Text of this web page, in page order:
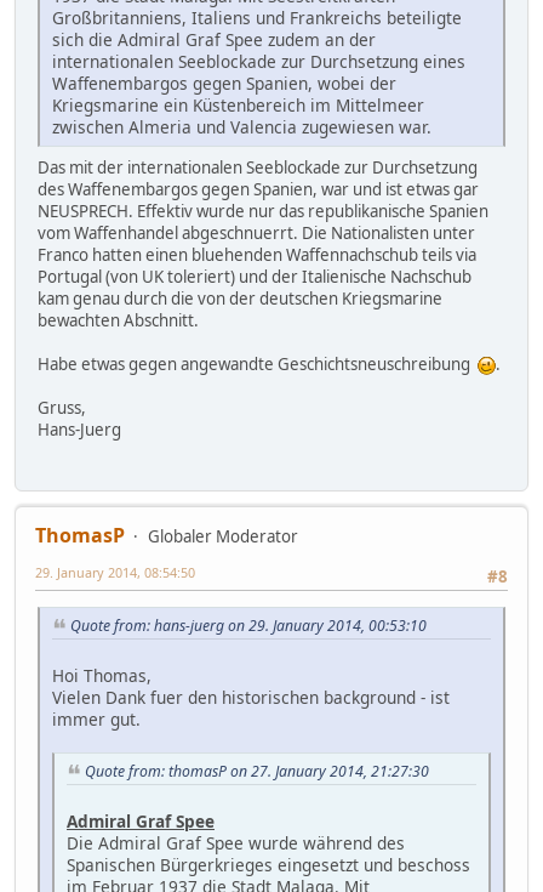
Großbritanniens, Italiens und Frankreichs beteiligte
sich die Admiral Graf Spee zudem an der
internationalen Seeblockade zur Durchsetzung eines
Waffenembargos gegen Spanien, wobei der
Kriegsmarine ein Küstenbereich im Mittelmeer
zwischen Almeria und Valencia zugewiesen war.
Das mit der internationalen Seeblockade zur Durchsetzung
des Waffenembargos gegen Spanien, war und ist etwas gar
NEUSPRECH. Effektiv wurde nur das republikanische Spanien
vom Waffenhandel abgeschnuerrt. Die Nationalisten unter
Franco hatten einen bluehenden Waffennachschub teils via
Portugal (von UK toleriert) und der Italienische Nachschub
kam genau durch die von der deutschen Kriegsmarine
bewachten Abschnitt.
Habe etwas gegen angewandte Geschichtsneuschreibung
.
Gruss,
Hans-Juerg
ThomasP
Globaler Moderator
#8
29. January 2014, 08:54:50
Quote from: hans-juerg on 29. January 2014, 00:53:10
Hoi Thomas,
Vielen Dank fuer den historischen background - ist
immer gut.
Quote from: thomasP on 27. January 2014, 21:27:30
Admiral Graf Spee
Die Admiral Graf Spee wurde während des
Spanischen Bürgerkrieges eingesetzt und beschoss
im Februar 1937 die Stadt Malaga. Mit